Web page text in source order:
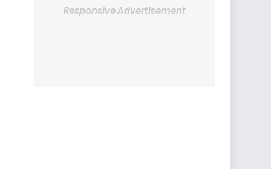
Responsive Advertisement